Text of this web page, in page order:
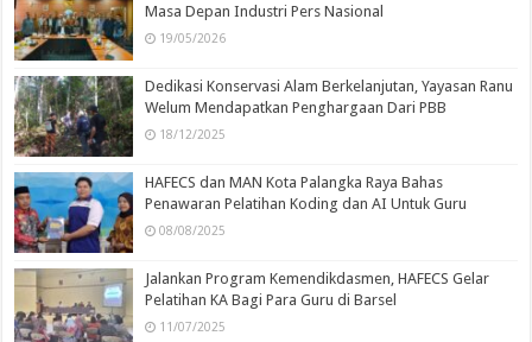
Masa Depan Industri Pers Nasional
19/05/2026
Dedikasi Konservasi Alam Berkelanjutan, Yayasan Ranu
Welum Mendapatkan Penghargaan Dari PBB
18/12/2025
HAFECS dan MAN Kota Palangka Raya Bahas
Penawaran Pelatihan Koding dan AI Untuk Guru
08/08/2025
Jalankan Program Kemendikdasmen, HAFECS Gelar
Pelatihan KA Bagi Para Guru di Barsel
11/07/2025